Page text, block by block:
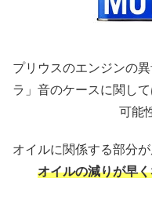
プリウスのエンジンの
ラ」音のケースに関し
可能
オイルに関係する部分が
オイルの減りが早